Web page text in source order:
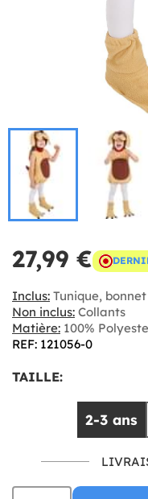
27,99 €
Inclus: Tunique,
Non inclus: Collants
Matière: 100%
REF: 121056-0
TAILLE:
2-3 ans